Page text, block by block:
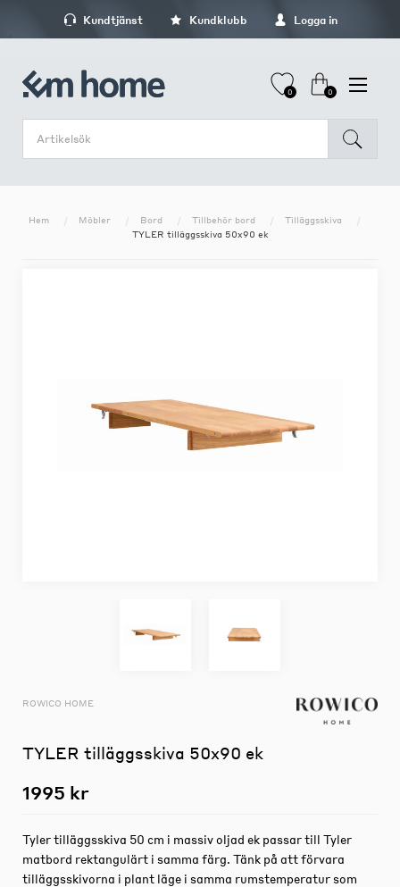
Kundtjänst Kundklubb Logga in
0 0
Hem Möbler Bord Tillbehör bord
Tilläggsskiva
TYLER tilläggsskiva 50x90 ek
ROWICO HOME
TYLER tilläggsskiva 50x90 ek
1995 kr
Tyler tilläggsskiva 50 cm i massiv oljad ek passar till Tyler
matbord rektangulärt i samma färg. Tänk på att förvara
tilläggsskivorna i plant läge i samma rumstemperatur som